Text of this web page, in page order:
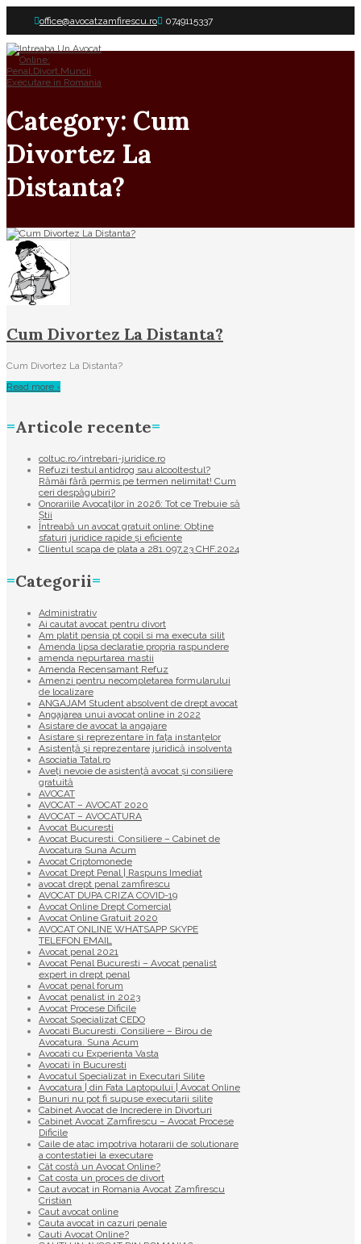
office@avocatzamfirescu.ro 0749115337
Category: Cum
Divortez La
Distanta?
Cum Divortez La Distanta?
Cum Divortez La Distanta?
Read more ›
Articole recente
coltuc.ro/intrebari-juridice.ro
Refuzi testul antidrog sau alcooltestul?
Rămâi fără permis pe termen nelimitat! Cum
ceri despăgubiri?
Onorariile Avocaților în 2026: Tot ce Trebuie să
Știi
Întreabă un avocat gratuit online: Obține
sfaturi juridice rapide și eficiente
Clientul scapa de plata a 281.097,23 CHF.2024
Categorii
Administrativ
Ai cautat avocat pentru divort
Am platit pensia pt copil si ma executa silit
Amenda lipsa declaratie propria raspundere
amenda nepurtarea mastii
Amenda Recensamant Refuz
Amenzi pentru necompletarea formularului
de localizare
ANGAJAM Student absolvent de drept avocat
Angajarea unui avocat online in 2022
Asistare de avocat la angajare
Asistare și reprezentare în fața instanțelor
Asistență și reprezentare juridică insolventa
Asociatia Tatal.ro
Aveţi nevoie de asistenţă avocat şi consiliere
gratuită
AVOCAT
AVOCAT – AVOCAT 2020
AVOCAT – AVOCATURA
Avocat Bucuresti
Avocat Bucuresti. Consiliere – Cabinet de
Avocatura Suna Acum
Avocat Criptomonede
Avocat Drept Penal | Raspuns Imediat
avocat drept penal zamfirescu
AVOCAT DUPA CRIZA COVID-19
Avocat Online Drept Comercial
Avocat Online Gratuit 2020
AVOCAT ONLINE WHATSAPP SKYPE
TELEFON EMAIL
Avocat penal 2021
Avocat Penal Bucuresti – Avocat penalist
expert in drept penal
Avocat penal forum
Avocat penalist in 2023
Avocat Procese Dificile
Avocat Specializat CEDO
Avocati Bucuresti. Consiliere – Birou de
Avocatura. Suna Acum
Avocati cu Experienta Vasta
Avocati în Bucuresti
Avocatul Specializat in Executari Silite
Avocatura | din Fata Laptopului | Avocat Online
Bunuri nu pot fi supuse executarii silite
Cabinet Avocat de Incredere in Divorturi
Cabinet Avocat Zamfirescu – Avocat Procese
Dificile
Caile de atac impotriva hotararii de solutionare
a contestatiei la executare
Cât costă un Avocat Online?
Cat costa un proces de divort
Caut avocat in Romania Avocat Zamfirescu
Cristian
Caut avocat online
Cauta avocat in cazuri penale
Cauti Avocat Online?